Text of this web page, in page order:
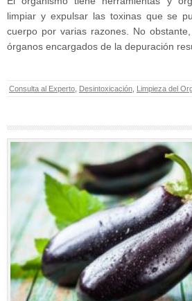
limpiar y expulsar las toxinas que se
cuerpo por varias razones. No
órganos encargados de la depuración
Consulta al Experto Desintoxicación Limpieza del